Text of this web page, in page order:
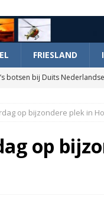
FRIESLAND
botsen bij Duits
en wagen met stro in de
brand in Wijster(Video)
aangevaren op Schildmeer
op bijzondere plek in
op